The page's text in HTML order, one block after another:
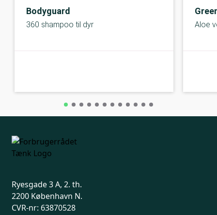
Bodyguard
360 shampoo til dyr Aloe
Ryesgade 3 A, 2. th.
2200 København N.
CVR-nr: 63870528